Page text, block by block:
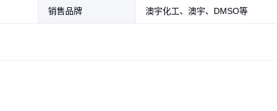
销售品牌 澳宇化工、澳宇、DMSO等